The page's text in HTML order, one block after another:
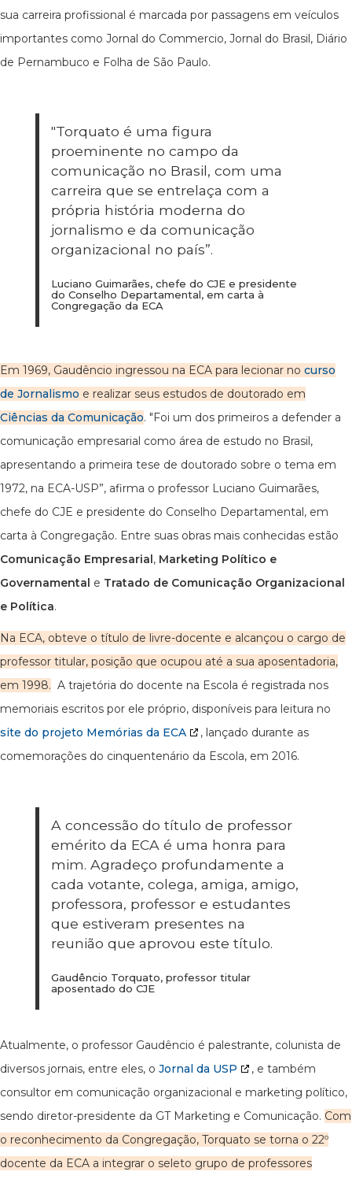
sua carreira profissional é marcada por passagens em veículos
importantes como Jornal do Commercio, Jornal do Brasil, Diário
de Pernambuco e Folha de São Paulo.
"Torquato é uma figura
proeminente no campo da
comunicação no Brasil, com uma
carreira que se entrelaça com a
própria história moderna do
jornalismo e da comunicação
organizacional no país”.
Luciano Guimarães, chefe do CJE e presidente
do Conselho Departamental, em carta à
Congregação da ECA
Em 1969, Gaudêncio ingressou na ECA para lecionar no curso
de Jornalismo e realizar seus estudos de doutorado em
Ciências da Comunicação. "Foi um dos primeiros a defender a
comunicação empresarial como área de estudo no Brasil,
apresentando a primeira tese de doutorado sobre o tema em
1972, na ECA-USP”, afirma o professor Luciano Guimarães,
chefe do CJE e presidente do Conselho Departamental, em
carta à Congregação. Entre suas obras mais conhecidas estão
Comunicação Empresarial, Marketing Político e
Governamental e Tratado de Comunicação Organizacional
e Política.
Na ECA, obteve o título de livre-docente e alcançou o cargo de
professor titular, posição que ocupou até a sua aposentadoria,
em 1998. A trajetória do docente na Escola é registrada nos
memoriais escritos por ele próprio, disponíveis para leitura no
site do projeto Memórias da ECA
, lançado durante as
comemorações do cinquentenário da Escola, em 2016.
A concessão do título de professor
emérito da ECA é uma honra para
mim. Agradeço profundamente a
cada votante, colega, amiga, amigo,
professora, professor e estudantes
que estiveram presentes na
reunião que aprovou este título.
Gaudêncio Torquato, professor titular
aposentado do CJE
Atualmente, o professor Gaudêncio é palestrante, colunista de
diversos jornais, entre eles, o Jornal da USP
, e também
consultor em comunicação organizacional e marketing político,
sendo diretor-presidente da GT Marketing e Comunicação. Com
o reconhecimento da Congregação, Torquato se torna o 22º
docente da ECA a integrar o seleto grupo de professores